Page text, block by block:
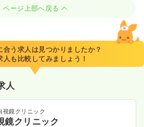
ページ上部へ戻る
合う求人は見つかりましたか？
人も比較してみましょう！
人
視鏡クリニック
鏡クリニック